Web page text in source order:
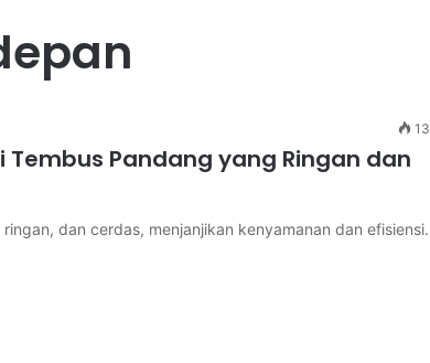
13
Tembus Pandang yang Ringan dan
dan cerdas, menjanjikan kenyamanan dan efisiensi.